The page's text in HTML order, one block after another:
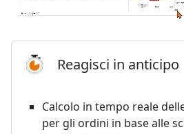
Reagisci in anticipo
Calcolo in tempo reale
per gli ordini in base alle